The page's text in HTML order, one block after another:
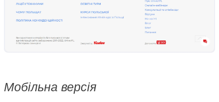
Мобільна версія